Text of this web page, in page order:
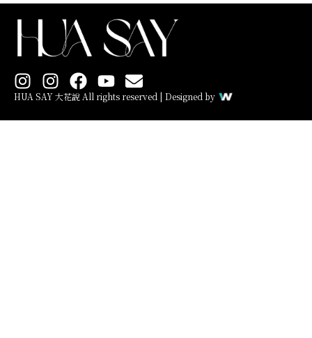
I
n
s
I
n
s
F
a
c
Y
o
u
E
n
v
HUA SAY 大花說 All rights reserved | Designed by